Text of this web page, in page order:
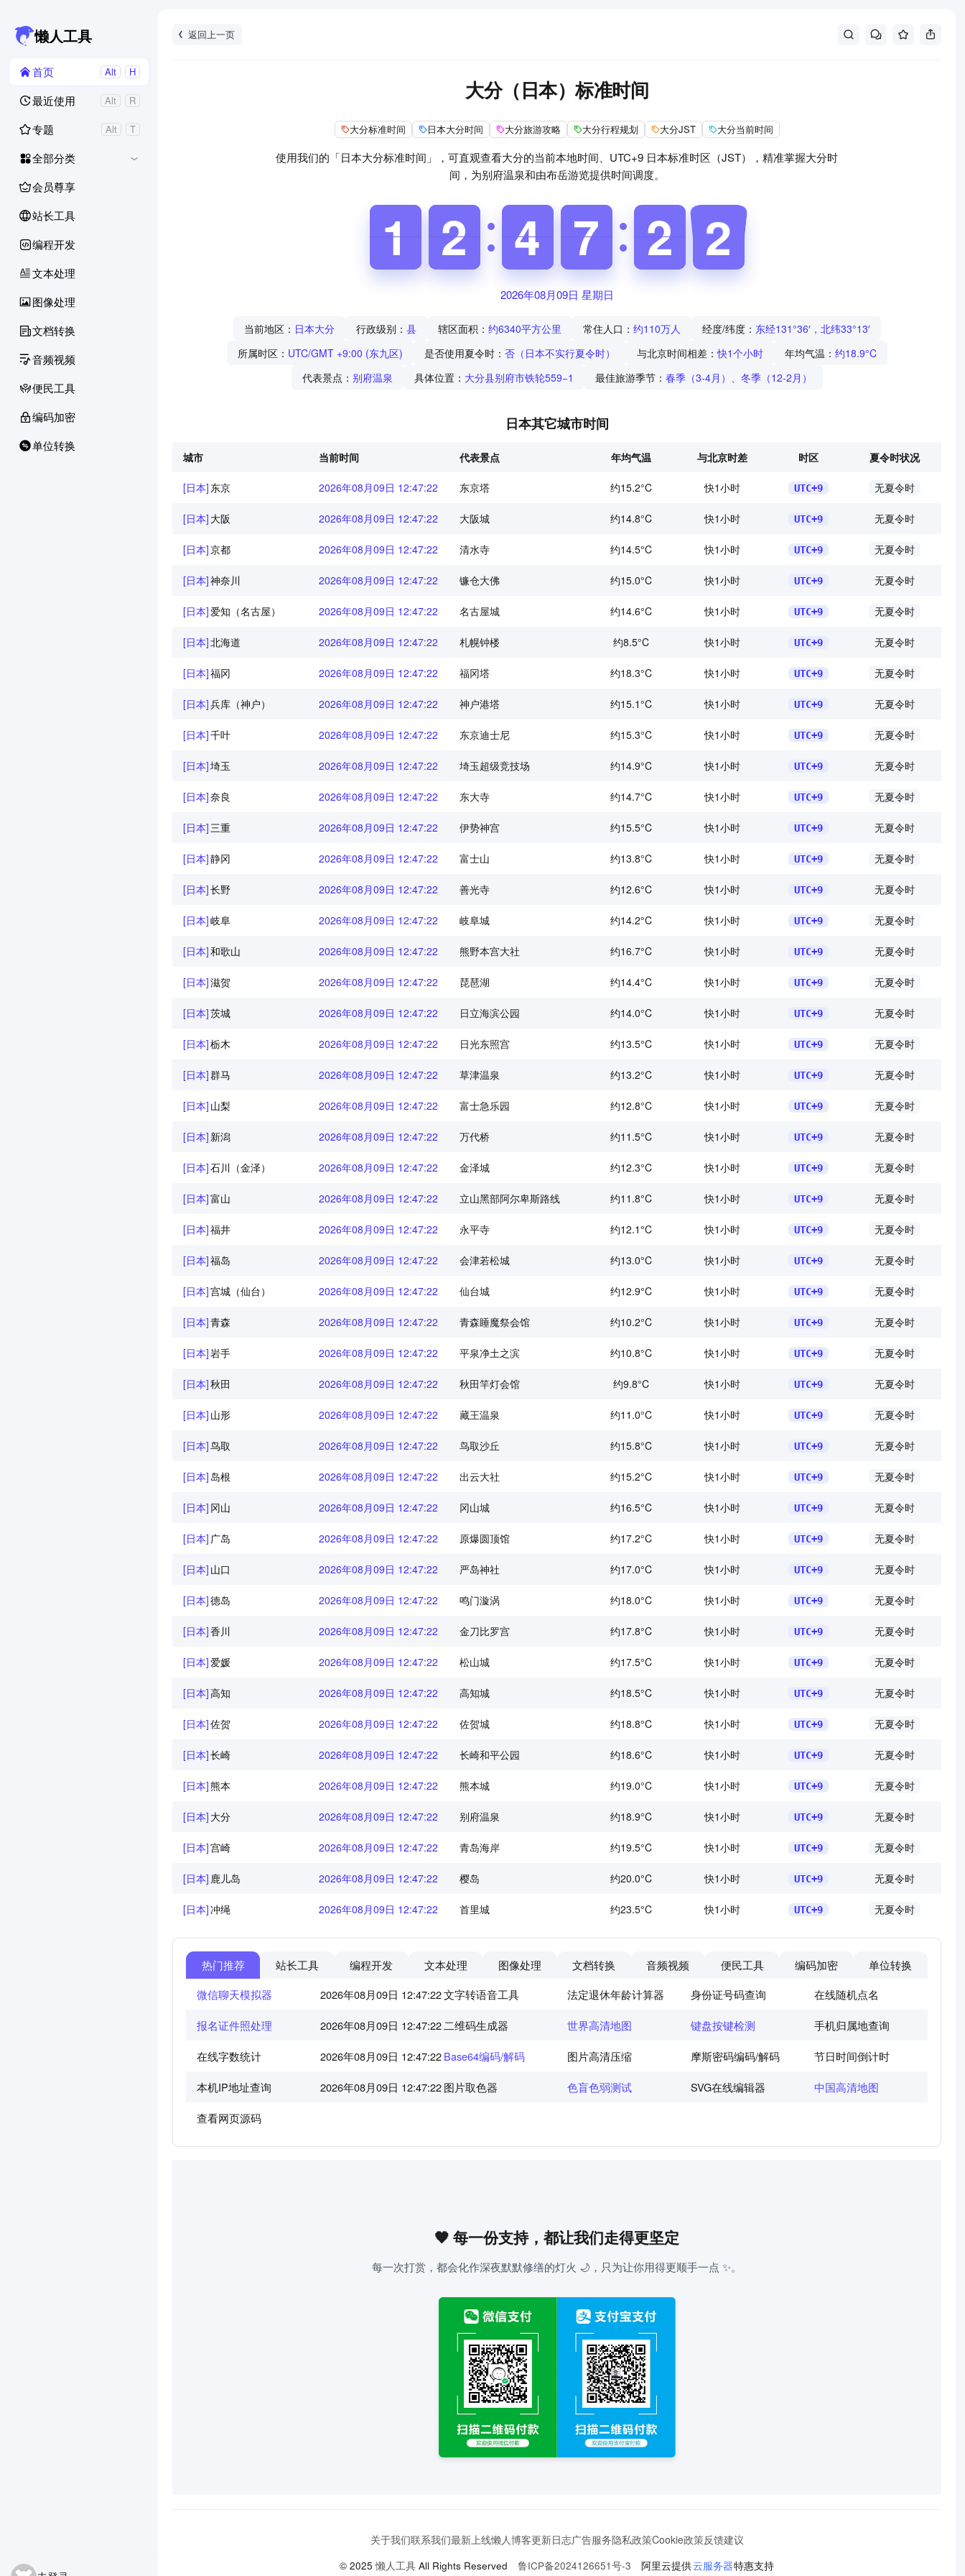
懒人工具
首页 Alt H
最近使用 Alt R
专题 Alt T
全部分类
会员尊享
站长工具
编程开发
文本处理
图像处理
文档转换
音频视频
便民工具
编码加密
单位转换
返回上一页
大分（日本）标准时间
大分标准时间 日本大分时间 大分旅游攻略 大分行程规划 大分JST 大分当前时间
使用我们的「日本大分标准时间」，可直观查看大分的当前本地时间、UTC+9 日本标准时区（JST），精准掌握大分时
间，为别府温泉和由布岳游览提供时间调度。
1
1
1
1 1
1
2
2 3
3
4
4 6
6
7
7 1
2
2 2
3
3
2026年08月09日 星期日
当前地区： 日本大分 行政级别： 县 辖区面积： 约6340平方公里 常住人口： 约110万人 经度/纬度： 东经131°36′，北纬33°13′
所属时区： UTC/GMT +9:00 (东九区) 是否使用夏令时： 否（日本不实行夏令时） 与北京时间相差：快1个小时 年均气温： 约18.9°C
代表景点： 别府温泉 具体位置： 大分县别府市铁轮559−1 最佳旅游季节： 春季（3-4月）、冬季（12-2月）
日本其它城市时间
城市 当前时间 代表景点 年均气温 与北京时差 时区 夏令时状况
[日本] 东京 2026年08月09日 12:47:22 东京塔 约15.2°C 快1小时 UTC+9 无夏令时
[日本] 大阪 2026年08月09日 12:47:22 大阪城 约14.8°C 快1小时 UTC+9 无夏令时
[日本]京都 2026年08月09日 12:47:22 清水寺 约14.5°C 快1小时 UTC+9 无夏令时
[日本]神奈川 2026年08月09日 12:47:22 镰仓大佛 约15.0°C 快1小时 UTC+9 无夏令时
[日本]爱知（名古屋） 2026年08月09日 12:47:22 名古屋城 约14.6°C 快1小时 UTC+9 无夏令时
[日本]北海道 2026年08月09日 12:47:22 札幌钟楼 约8.5°C 快1小时 UTC+9 无夏令时
[日本]福冈 2026年08月09日 12:47:22 福冈塔 约18.3°C 快1小时 UTC+9 无夏令时
[日本]兵库（神户） 2026年08月09日 12:47:22 神户港塔 约15.1°C 快1小时 UTC+9 无夏令时
[日本]千叶 2026年08月09日 12:47:22 东京迪士尼 约15.3°C 快1小时 UTC+9 无夏令时
[日本]埼玉 2026年08月09日 12:47:22 埼玉超级竞技场 约14.9°C 快1小时 UTC+9 无夏令时
[日本]奈良 2026年08月09日 12:47:22 东大寺 约14.7°C 快1小时 UTC+9 无夏令时
[日本]三重 2026年08月09日 12:47:22 伊势神宫 约15.5°C 快1小时 UTC+9 无夏令时
[日本]静冈 2026年08月09日 12:47:22 富士山 约13.8°C 快1小时 UTC+9 无夏令时
[日本]长野 2026年08月09日 12:47:22 善光寺 约12.6°C 快1小时 UTC+9 无夏令时
[日本]岐阜 2026年08月09日 12:47:22 岐阜城 约14.2°C 快1小时 UTC+9 无夏令时
[日本]和歌山 2026年08月09日 12:47:22 熊野本宫大社 约16.7°C 快1小时 UTC+9 无夏令时
[日本]滋贺 2026年08月09日 12:47:22 琵琶湖 约14.4°C 快1小时 UTC+9 无夏令时
[日本]茨城 2026年08月09日 12:47:22 日立海滨公园 约14.0°C 快1小时 UTC+9 无夏令时
[日本]栃木 2026年08月09日 12:47:22 日光东照宫 约13.5°C 快1小时 UTC+9 无夏令时
[日本]群马 2026年08月09日 12:47:22 草津温泉 约13.2°C 快1小时 UTC+9 无夏令时
[日本] 山梨 2026年08月09日 12:47:22 富士急乐园 约12.8°C 快1小时 UTC+9 无夏令时
[日本] 新潟 2026年08月09日 12:47:22 万代桥 约11.5°C 快1小时 UTC+9 无夏令时
[日本]石川（金泽） 2026年08月09日 12:47:22 金泽城 约12.3°C 快1小时 UTC+9 无夏令时
[日本]富山 2026年08月09日 12:47:22 立山黑部阿尔卑斯路线 约11.8°C 快1小时 UTC+9 无夏令时
[日本]福井 2026年08月09日 12:47:22 永平寺 约12.1°C 快1小时 UTC+9 无夏令时
[日本]福岛 2026年08月09日 12:47:22 会津若松城 约13.0°C 快1小时 UTC+9 无夏令时
[日本]宫城（仙台） 2026年08月09日 12:47:22 仙台城 约12.9°C 快1小时 UTC+9 无夏令时
[日本]青森 2026年08月09日 12:47:22 青森睡魔祭会馆 约10.2°C 快1小时 UTC+9 无夏令时
[日本]岩手 2026年08月09日 12:47:22 平泉净土之滨 约10.8°C 快1小时 UTC+9 无夏令时
[日本]秋田 2026年08月09日 12:47:22 秋田竿灯会馆 约9.8°C 快1小时 UTC+9 无夏令时
[日本] 山形 2026年08月09日 12:47:22 藏王温泉 约11.0°C 快1小时 UTC+9 无夏令时
[日本]鸟取 2026年08月09日 12:47:22 鸟取沙丘 约15.8°C 快1小时 UTC+9 无夏令时
[日本] 岛根 2026年08月09日 12:47:22 出云大社 约15.2°C 快1小时 UTC+9 无夏令时
[日本] 冈山 2026年08月09日 12:47:22 冈山城 约16.5°C 快1小时 UTC+9 无夏令时
[日本] 广岛 2026年08月09日 12:47:22 原爆圆顶馆 约17.2°C 快1小时 UTC+9 无夏令时
[日本] 山口 2026年08月09日 12:47:22 严岛神社 约17.0°C 快1小时 UTC+9 无夏令时
[日本]德岛 2026年08月09日 12:47:22 鸣门漩涡 约18.0°C 快1小时 UTC+9 无夏令时
[日本]香川 2026年08月09日 12:47:22 金刀比罗宫 约17.8°C 快1小时 UTC+9 无夏令时
[日本]爱媛 2026年08月09日 12:47:22 松山城 约17.5°C 快1小时 UTC+9 无夏令时
[日本]高知 2026年08月09日 12:47:22 高知城 约18.5°C 快1小时 UTC+9 无夏令时
[日本]佐贺 2026年08月09日 12:47:22 佐贺城 约18.8°C 快1小时 UTC+9 无夏令时
[日本]长崎 2026年08月09日 12:47:22 长崎和平公园 约18.6°C 快1小时 UTC+9 无夏令时
[日本]熊本 2026年08月09日 12:47:22 熊本城 约19.0°C 快1小时 UTC+9 无夏令时
[日本] 大分 2026年08月09日 12:47:22 别府温泉 约18.9°C 快1小时 UTC+9 无夏令时
[日本]宫崎 2026年08月09日 12:47:22 青岛海岸 约19.5°C 快1小时 UTC+9 无夏令时
[日本] 鹿儿岛 2026年08月09日 12:47:22 樱岛 约20.0°C 快1小时 UTC+9 无夏令时
[日本]冲绳 2026年08月09日 12:47:22 首里城 约23.5°C 快1小时 UTC+9 无夏令时
热门推荐 站长工具 编程开发 文本处理 图像处理 文档转换 音频视频 便民工具 编码加密
单位转换
微信聊天模拟器
2026年08月09日 12:47:22文字转语音工具 法定退休年龄计算器 身份证号码查询 在线随机点名
报名证件照处理 2026年08月09日 12:47:22二维码生成器 世界高清地图 键盘按键检测 手机归属地查询
在线字数统计 2026年08月09日 12:47:22Base64编码/解码 图片高清压缩 摩斯密码编码/解码 节日时间倒计时
本机IP地址查询 2026年08月09日 12:47:22图片取色器 色盲色弱测试 SVG在线编辑器 中国高清地图
查看网页源码
🧡 每一份支持，都让我们走得更坚定
每一次打赏，都会化作深夜默默修缮的灯火 🌙，只为让你用得更顺手一点 ✨。
关于我们联系我们最新上线懒人博客更新日志广告服务隐私政策Cookie政策反馈建议
© 2025懒人工具 All Rights Reserved 鲁ICP备2024126651号-3 阿里云提供云服务器特惠支持